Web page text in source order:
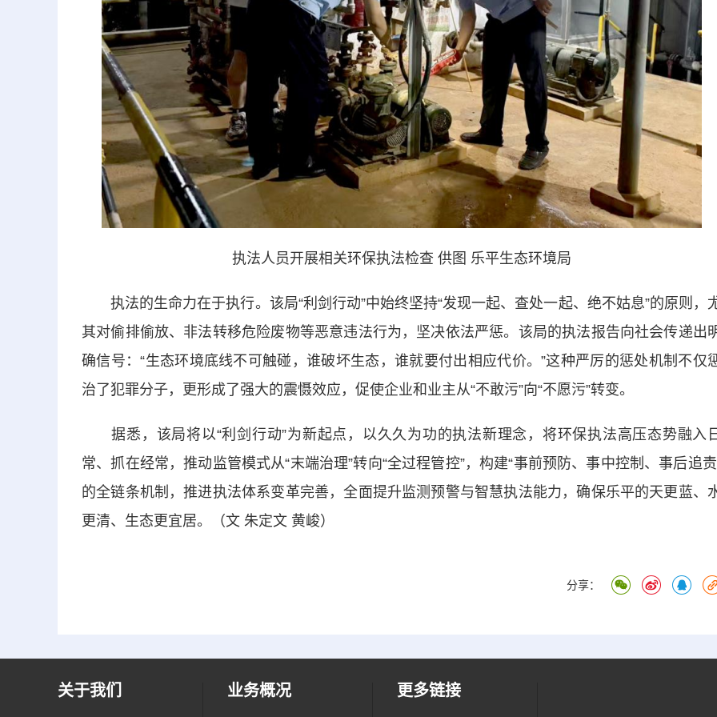
执法人员开展相关环保执法检查 供图 乐平生态环境局
执法的生命力在于执行。该局“利剑行动”中始终坚持“发现一起、查处一起、绝不姑息”的原则，
其对偷排偷放、非法转移危险废物等恶意违法行为，坚决依法严惩。该局的执法报告向社会传递出
确信号：“生态环境底线不可触碰，谁破坏生态，谁就要付出相应代价。”这种严厉的惩处机制不仅
治了犯罪分子，更形成了强大的震慑效应，促使企业和业主从“不敢污”向“不愿污”转变。
据悉，该局将以“利剑行动”为新起点，以久久为功的执法新理念，将环保执法高压态势融入
常、抓在经常，推动监管模式从“末端治理”转向“全过程管控”，构建“事前预防、事中控制、事后追责
的全链条机制，推进执法体系变革完善，全面提升监测预警与智慧执法能力，确保乐平的天更蓝、
更清、生态更宜居。（文 朱定文 黄峻）
分享：
关于我们 业务概况 更多链接